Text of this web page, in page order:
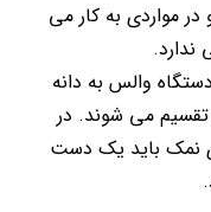
مواردی به کار می
ندارد.
والس به دانه
می شوند. در
نمک باید یک دست